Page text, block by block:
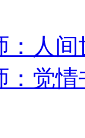
：人
：觉